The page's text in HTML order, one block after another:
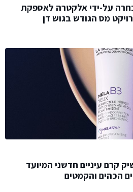
על-ידי אלקטרה לאספקת
מס הגודש בגוש דן
קרם עיניים חדשני המיועד
הכהים והקמטים